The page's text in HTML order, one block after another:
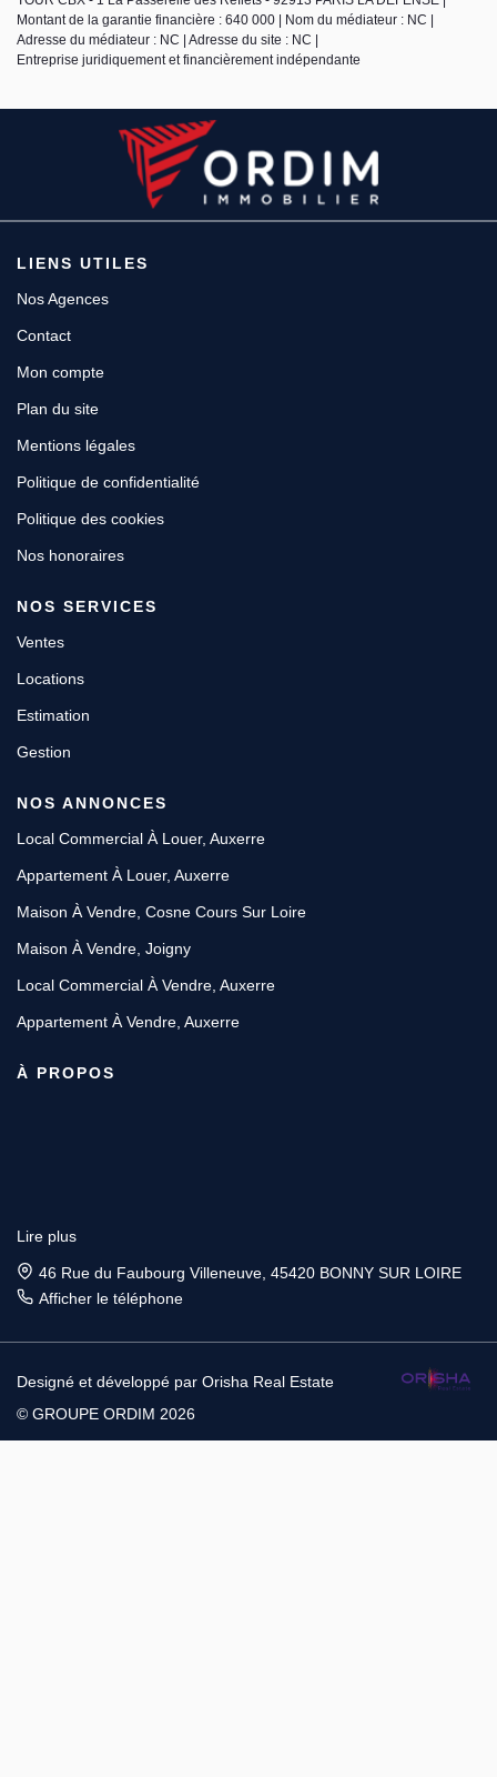
Montant de la garantie financière : 640 000 | Nom du médiateur : NC |
Adresse du médiateur : NC | Adresse du site : NC |
Entreprise juridiquement et financièrement indépendante
LIENS UTILES
Nos Agences
Contact
Mon compte
Plan du site
Mentions légales
Politique de confidentialité
Politique des cookies
Nos honoraires
NOS SERVICES
Ventes
Locations
Estimation
Gestion
NOS ANNONCES
Local Commercial À Louer, Auxerre
Appartement À Louer, Auxerre
Maison À Vendre, Cosne Cours Sur Loire
Maison À Vendre, Joigny
Local Commercial À Vendre, Auxerre
Appartement À Vendre, Auxerre
À PROPOS
Lire plus
46 Rue du Faubourg Villeneuve, 45420 BONNY SUR LOIRE
Afficher le téléphone
Lire plus